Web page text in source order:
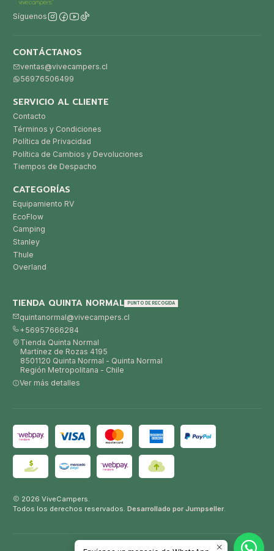
Síguenos
CONTÁCTANOS
ventas@vivecampers.cl
56976506499
SERVICIO AL CLIENTE
Contacto
Términos y Condiciones
Política de Privacidad
Política de Cambios y Devoluciones
Tiempos de Despacho
CATEGORÍAS
Equipamiento RV
EcoFlow
Camping
Stanley
Thule
Overland
TIENDA QUINTA NORMAL PUNTO DE RECOGIDA
quintanormal@vivecampers.cl
+56957666284
Tienda Quinta Normal
Martínez de Rozas 4195
8501120 Quinta Normal - Quinta Normal
Región Metropolitana - Chile
Ver más detalles
2026 ViveCampers.
Todos los derechos reservados. Desarrollado por Jumpseller.